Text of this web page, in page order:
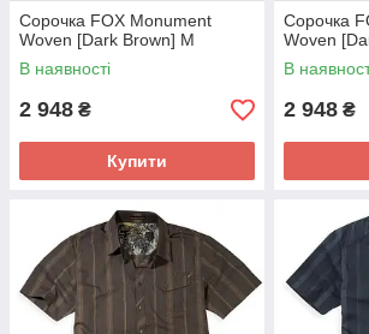
Сорочка FOX Monument
Woven [Dark Brown] M
В наявності
2 948 ₴
Купити
Сорочка
Woven
В
2 948 ₴